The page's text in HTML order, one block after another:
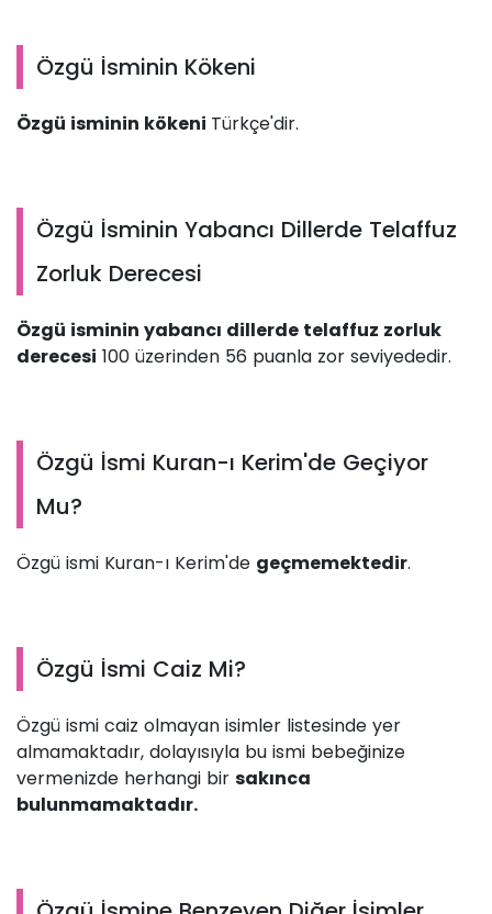
Özgü İsminin Kökeni
Özgü isminin kökeni Türkçe'dir.
Özgü İsminin Yabancı Dillerde Telaffuz
Zorluk Derecesi
Özgü isminin yabancı dillerde telaffuz zorluk
derecesi 100 üzerinden 56 puanla zor seviyededir.
Özgü İsmi Kuran-ı Kerim'de Geçiyor
Mu?
Özgü ismi Kuran-ı Kerim'de geçmemektedir.
Özgü İsmi Caiz Mi?
Özgü ismi caiz olmayan isimler listesinde yer
almamaktadır, dolayısıyla bu ismi bebeğinize
vermenizde herhangi bir sakınca
bulunmamaktadır.